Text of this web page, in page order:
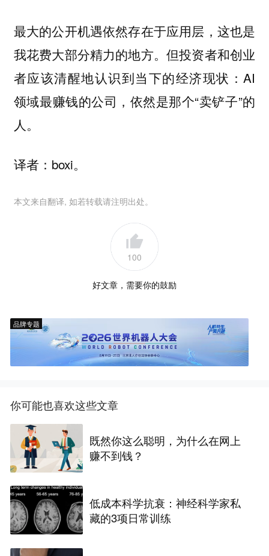
最大的公开机遇依然存在于应用层，这也是
我花费大部分精力的地方。但投资者和创业
者应该清醒地认识到当下的经济现状：AI
领域最赚钱的公司，依然是那个“卖铲子”的
人。
译者：boxi。
本文来自翻译, 如若转载请注明出处。
100
好文章，需要你的鼓励
品牌专题
你可能也喜欢这些文章
既然你这么聪明，为什么在网上
赚不到钱？
低成本科学抗衰：神经科学家私
藏的3项日常训练